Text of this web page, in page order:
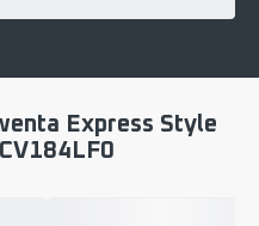
Express Style